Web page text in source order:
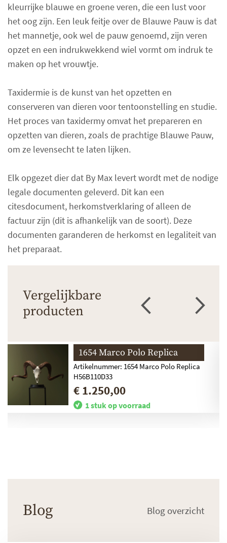
kleurrijke blauwe en groene veren, die een lust voor
het oog zijn. Een leuk feitje over de Blauwe Pauw is dat
het mannetje, ook wel de pauw genoemd, zijn veren
opzet en een indrukwekkend wiel vormt om indruk te
maken op het vrouwtje.
Taxidermie is de kunst van het opzetten en
conserveren van dieren voor tentoonstelling en studie.
Het proces van taxidermy omvat het prepareren en
opzetten van dieren, zoals de prachtige Blauwe Pauw,
om ze levensecht te laten lijken.
Elk opgezet dier dat By Max levert wordt met de nodige
legale documenten geleverd. Dit kan een
citesdocument, herkomstverklaring of alleen de
factuur zijn (dit is afhankelijk van de soort). Deze
documenten garanderen de herkomst en legaliteit van
het preparaat.
Vergelijkbare
producten
1654 Marco Polo Replica
Artikelnummer: 1654 Marco Polo Replica
H56B110D33
€ 1.250,00
1 stuk op voorraad
Blog Blog overzicht